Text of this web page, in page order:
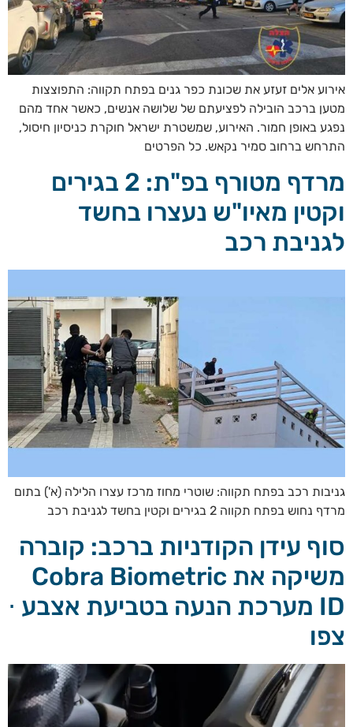
אירוע אלים זעזע את שכונת כפר גנים בפתח תקווה: התפוצצות
מטען ברכב הובילה לפציעתם של שלושה אנשים, כאשר אחד מהם
נפגע באופן חמור. האירוע, שמשטרת ישראל חוקרת כניסיון חיסול,
התרחש ברחוב סמיר נקאש. כל הפרטים
מרדף מטורף בפ"ת: 2 בגירים
וקטין מאיו"ש נעצרו בחשד
לגניבת רכב
גניבות רכב בפתח תקווה: שוטרי מחוז מרכז עצרו הלילה (א') בתום
מרדף נחוש בפתח תקווה 2 בגירים וקטין בחשד לגניבת רכב
סוף עידן הקודניות ברכב: קוברה
משיקה את Cobra Biometric
ID מערכת הנעה בטביעת אצבע ⋅
צפו